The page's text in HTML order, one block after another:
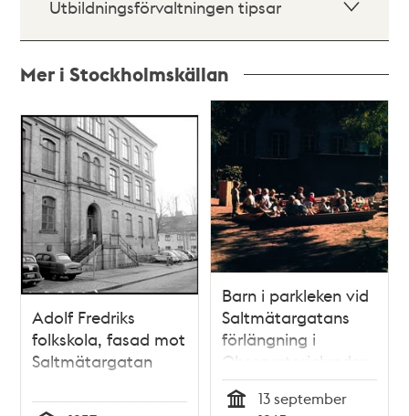
Utbildningsförvaltningen tipsar
Mer i Stockholmskällan
poster
och
teman
Adolf Fredriks
folkskola, fasad mot
Saltmätargatan
Barn i parkleken vid
Saltmätargatans
förlängning i
Observatorielunden
13 september